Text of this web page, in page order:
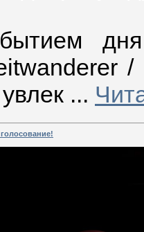
...